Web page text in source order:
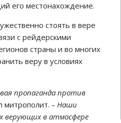
его местонахождение.
стоять в вере
с рейдерскими
страны и во многих
веру в условиях
пропаганда против
митрополит. – Наши
верующих в атмосфере